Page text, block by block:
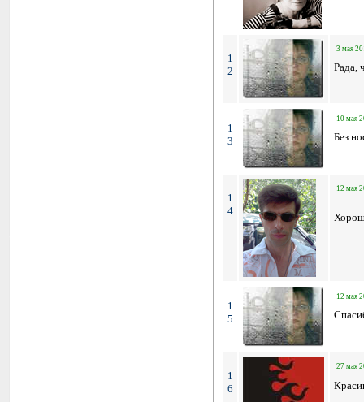
1
2
3 мая
Рада,
1
3
10 мая
Без
1
4
12 мая
1
5
12 мая
1
6
27 мая